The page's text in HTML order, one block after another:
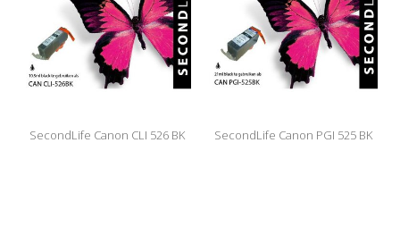
SecondLife Canon CLI 526 BK SecondLife Canon PGI 525 BK